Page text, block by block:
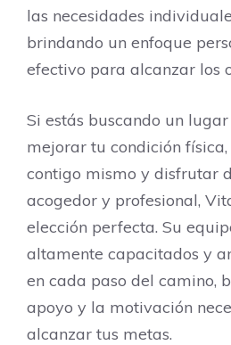
las necesidades
brindando un enfoque
efectivo para alcanzar los
Si estás buscando un
mejorar tu condición
contigo mismo y disfrutar
acogedor y profesional,
elección perfecta. Su
altamente capacitados y
en cada paso del camino,
apoyo y la motivación
alcanzar tus metas.